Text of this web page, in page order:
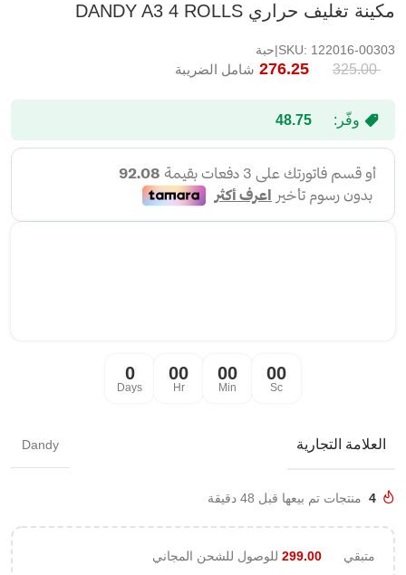
مكينة تغليف حراري DANDY A3 4 ROLLS
SKU: 122016-00303|حبة
325.00
276.25 شامل الضريبة
وفّر: 48.75
0
Days
00
Hr
00
Min
00
Sc
العلامة التجارية Dandy
4 منتجات تم بيعها قبل 48 دقيقة
متبقي 299.00 للوصول للشحن المجاني